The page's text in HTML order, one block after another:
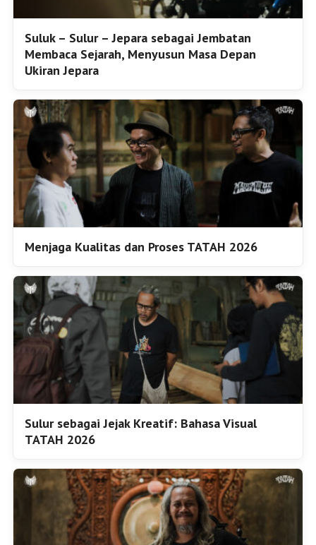
Suluk – Sulur – Jepara sebagai Jembatan
Membaca Sejarah, Menyusun Masa Depan
Ukiran Jepara
Menjaga Kualitas dan Proses TATAH 2026
Sulur sebagai Jejak Kreatif: Bahasa Visual
TATAH 2026